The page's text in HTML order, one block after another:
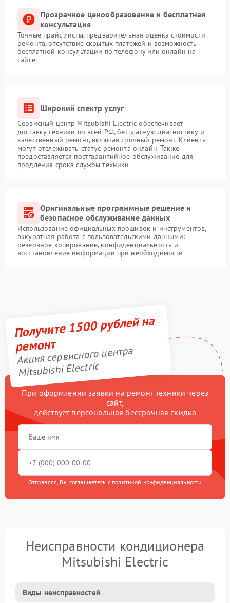
Прозрачное ценообразование и бесплатная
консультация
Точные прайс-листы, предварительная оценка стоимости
ремонта, отсутствие скрытых платежей и возможность
бесплатной консультации по телефону или онлайн на
сайте
Широкий спектр услуг
Сервисный центр Mitsubishi Electric обеспечивает
доставку техники по всей РФ, бесплатную диагностику и
качественный ремонт, включая срочный ремонт. Клиенты
могут отслеживать статус ремонта онлайн. Также
предоставляется постгарантийное обслуживание для
продления срока службы техники
Оригинальные программные решение и
безопасное обслуживание данных
Использование официальных прошивок и инструментов,
аккуратная работа с пользовательскими данными:
резервное копирование, конфиденциальность и
восстановление информации при необходимости
Получите 1500 рублей на
ремонт
Акция сервисного центра
Mitsubishi Electric
При оформлении заявки на ремонт техники через
сайт,
действует персональная бессрочная скидка
Отправляя, Вы соглашаетесь с политикой конфиденциальности
Неисправности кондиционера
Mitsubishi Electric
Виды неисправностей